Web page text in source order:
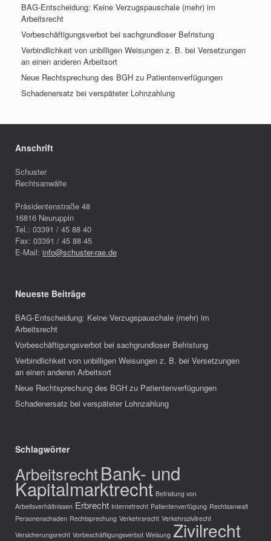
BAG-Entscheidung: Keine Verzugspauschale (mehr) im
Arbeitsrecht
Vorbeschäftigungsverbot bei sachgrundloser Befristung
Verbindlichkeit von unbilligen Weisungen z. B. bei Versetzungen
an einen anderen Arbeitsort
Neue Rechtsprechung des BGH zu Patientenverfügungen
Schadenersatz bei verspäteter Lohnzahlung
Anschrift
Schuster
Rechtsanwälte
Präsidentenstraße 48
16816 Neuruppin
Tel.: 03391 / 45 88 40
Fax: 03391 / 45 88 45
E-Mail: info@schuster-rae.de
Neueste Beiträge
BAG-Entscheidung: Keine Verzugspauschale (mehr) im
Arbeitsrecht
Vorbeschäftigungsverbot bei sachgrundloser Befristung
Verbindlichkeit von unbilligen Weisungen z. B. bei Versetzungen
an einen anderen Arbeitsort
Neue Rechtsprechung des BGH zu Patientenverfügungen
Schadenersatz bei verspäteter Lohnzahlung
Schlagwörter
ArbeitsrechtBank- und
Kapitalmarktrecht Befristung von
Arbeitsverhältnissen Erbrecht Internetrecht Patientenverfügung Rechtsanwalt
Personenschaden Rechtsprechung Verkehrsrecht Verkehrszivilrecht
Versicherungsrecht Vorbeschäftigungsverbot Weisung Zivilrecht